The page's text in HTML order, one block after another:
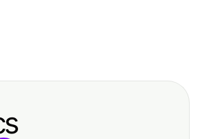
Autos schnell lösen
von